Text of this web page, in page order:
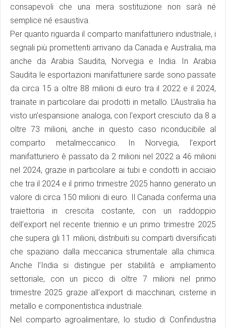
consapevoli che una mera sostituzione non sarà né
semplice né esaustiva.
Per quanto riguarda il comparto manifatturiero industriale, i
segnali più promettenti arrivano da Canada e Australia, ma
anche da Arabia Saudita, Norvegia e India. In Arabia
Saudita le esportazioni manifatturiere sarde sono passate
da circa 15 a oltre 88 milioni di euro tra il 2022 e il 2024,
trainate in particolare dai prodotti in metallo. L’Australia ha
visto un’espansione analoga, con l’export cresciuto da 8 a
oltre 73 milioni, anche in questo caso riconducibile al
comparto metalmeccanico. In Norvegia, l’export
manifatturiero è passato da 2 milioni nel 2022 a 46 milioni
nel 2024, grazie in particolare ai tubi e condotti in acciaio
che tra il 2024 e il primo trimestre 2025 hanno generato un
valore di circa 150 milioni di euro. Il Canada conferma una
traiettoria in crescita costante, con un raddoppio
dell’export nel recente triennio e un primo trimestre 2025
che supera gli 11 milioni, distribuiti su comparti diversificati
che spaziano dalla meccanica strumentale alla chimica.
Anche l’India si distingue per stabilità e ampliamento
settoriale, con un picco di oltre 7 milioni nel primo
trimestre 2025 grazie all’export di macchinari, cisterne in
metallo e componentistica industriale.
Nel comparto agroalimentare, lo studio di Confindustria